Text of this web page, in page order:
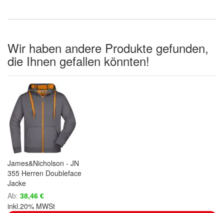
Wir haben andere Produkte gefunden,
die Ihnen gefallen könnten!
James&Nicholson - JN
355 Herren Doubleface
Jacke
Ab 38,46 €
inkl.20% MWSt